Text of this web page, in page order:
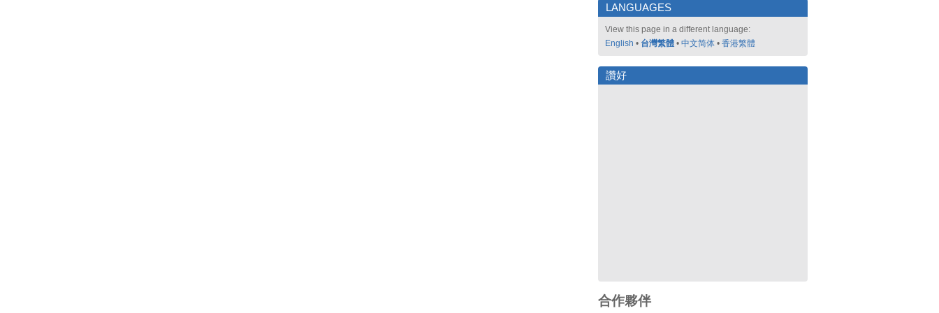
LANGUAGES
View this page in a different language:
English • 台灣繁體 • 中文简体 • 香港繁體
讚好
合作夥伴